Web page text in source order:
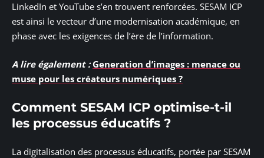
LinkedIn et YouTube s’en trouvent renforcées. SESAM ICP
est ainsi le vecteur d’une modernisation académique, en
phase avec les exigences de l’ère de l’information.
A lire également : Generation d’images : menace ou
muse pour les créateurs numériques ?
Comment SESAM ICP optimise-t-il
les processus éducatifs ?
La digitalisation des processus éducatifs, portée par SESAM